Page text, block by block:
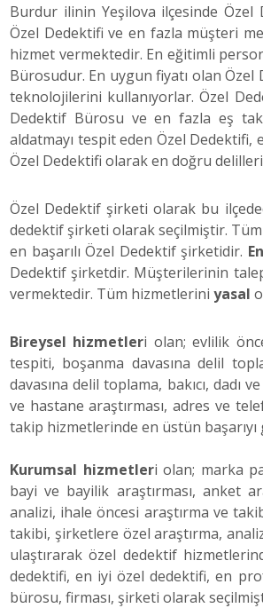
Burdur ilinin Yeşilova ilçesinde Özel
Özel Dedektifi ve en fazla müşteri
hizmet vermektedir. En eğitimli
Bürosudur. En uygun fiyatı olan
teknolojilerini kullanıyorlar. Özel
Dedektif Bürosu ve en fazla eş
aldatmayı tespit eden Özel Dedektifi,
Özel Dedektifi olarak en doğru
Özel Dedektif şirketi olarak bu
dedektif şirketi olarak seçilmiştir.
en başarılı Özel Dedektif şirketidir.
Dedektif şirketdir. Müşterilerinin
vermektedir. Tüm hizmetlerini yasal
Bireysel hizmetleri olan; evlilik
tespiti, boşanma davasına delil
davasına delil toplama, bakıcı, dadı
ve hastane araştırması, adres ve
takip hizmetlerinde en üstün
Kurumsal hizmetleri olan; marka
bayi ve bayilik araştırması, anket
analizi, ihale öncesi araştırma ve
takibi, şirketlere özel araştırma,
ulaştırarak özel dedektif
dedektifi, en iyi özel dedektifi, en
bürosu, firması, şirketi olarak